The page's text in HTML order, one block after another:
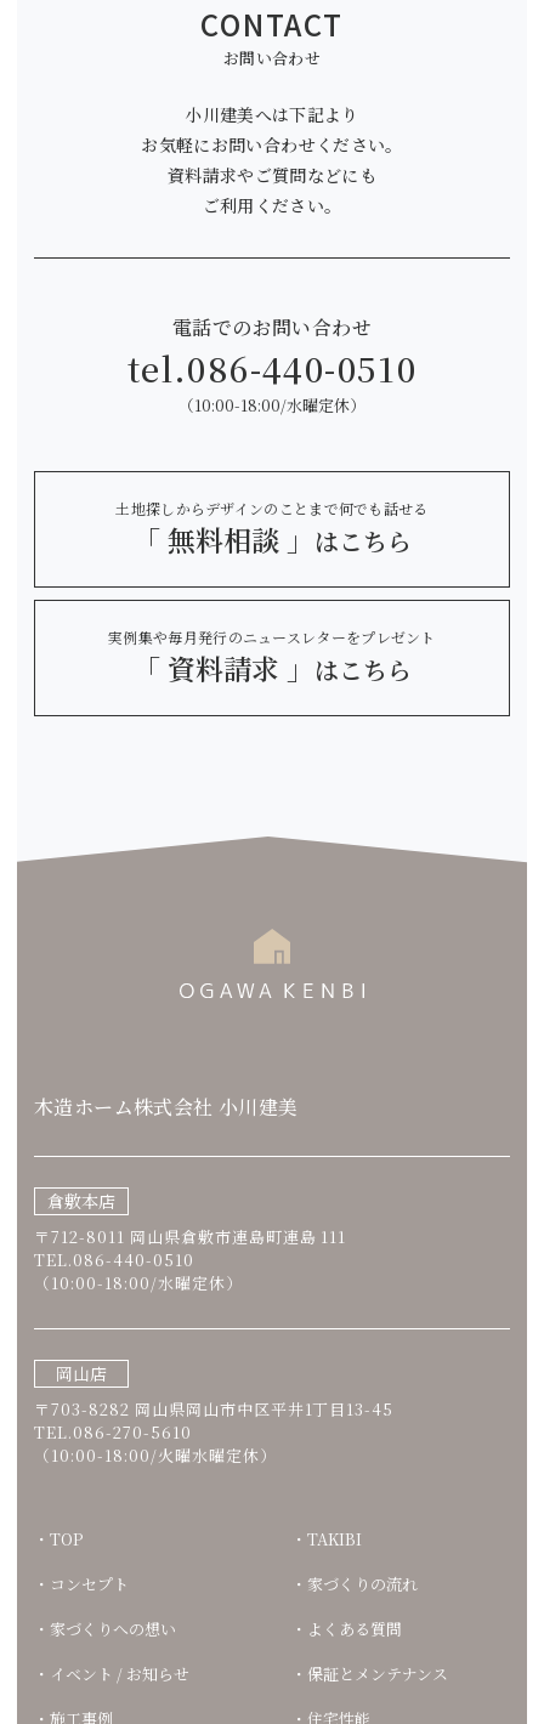
CONTACT
お問い合わせ
小川建美へは下記より
お気軽にお問い合わせください。
資料請求やご質問などにも
ご利用ください。
電話でのお問い合わせ
tel.086-440-0510
（10:00-18:00/水曜定休）
土地探しからデザインのことまで何でも話せる
「 無料相談 」 はこちら
実例集や毎月発行のニュースレターをプレゼント
「 資料請求 」 はこちら
木造ホーム株式会社 小川建美
倉敷本店
〒712-8011 岡山県倉敷市連島町連島 111
TEL.086-440-0510
（10:00-18:00/水曜定休）
岡山店
〒703-8282 岡山県岡山市中区平井1丁目13-45
TEL.086-270-5610
（10:00-18:00/火曜水曜定休）
TOP
コンセプト
家づくりへの想い
イベント / お知らせ
施工事例
TAKIBI
家づくりの流れ
よくある質問
保証とメンテナンス
住宅性能